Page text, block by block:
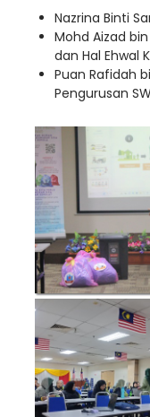
Nazrina Binti
Mohd Aizad
dan Hal Ehwal
Puan Rafidah
Pengurusan